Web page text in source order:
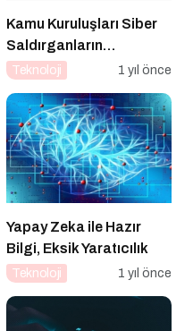
Kamu Kuruluşları Siber
Saldırganların
Hedefinde
Teknoloji 1 yıl önce
Yapay Zeka ile Hazır
Bilgi, Eksik Yaratıcılık
Teknoloji 1 yıl önce